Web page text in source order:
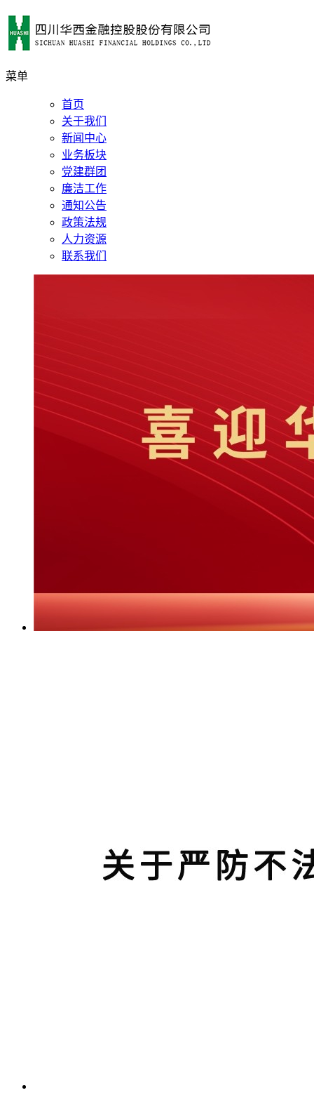
菜单
首页
关于我们
新闻中心
业务板块
党建群团
廉洁工作
通知公告
政策法规
人力资源
联系我们